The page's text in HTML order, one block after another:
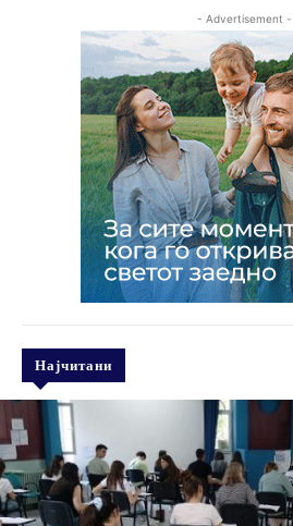
- Advertisement -
Најчитани